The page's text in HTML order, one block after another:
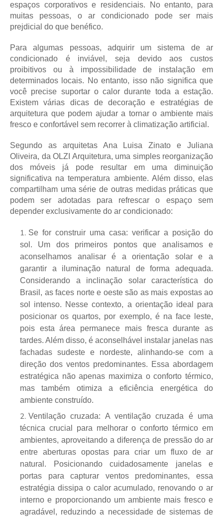
espaços corporativos e residenciais. No entanto, para
muitas pessoas, o ar condicionado pode ser mais
prejdicial do que benéfico.
Para algumas pessoas, adquirir um sistema de ar
condicionado é inviável, seja devido aos custos
proibitivos ou à impossibilidade de instalação em
determinados locais. No entanto, isso não significa que
você precise suportar o calor durante toda a estação.
Existem várias dicas de decoração e estratégias de
arquitetura que podem ajudar a tornar o ambiente mais
fresco e confortável sem recorrer à climatização artificial.
Segundo as arquitetas Ana Luisa Zinato e Juliana
Oliveira, da OLZI Arquitetura, uma simples reorganização
dos móveis já pode resultar em uma diminuição
significativa na temperatura ambiente. Além disso, elas
compartilham uma série de outras medidas práticas que
podem ser adotadas para refrescar o espaço sem
depender exclusivamente do ar condicionado:
Se for construir uma casa: verificar a posição do
sol. Um dos primeiros pontos que analisamos e
aconselhamos analisar é a orientação solar e a
garantir a iluminação natural de forma adequada.
Considerando a inclinação solar característica do
Brasil, as faces norte e oeste são as mais expostas ao
sol intenso. Nesse contexto, a orientação ideal para
posicionar os quartos, por exemplo, é na face leste,
pois esta área permanece mais fresca durante as
tardes. Além disso, é aconselhável instalar janelas nas
fachadas sudeste e nordeste, alinhando-se com a
direção dos ventos predominantes. Essa abordagem
estratégica não apenas maximiza o conforto térmico,
mas também otimiza a eficiência energética do
ambiente construído.
Ventilação cruzada: A ventilação cruzada é uma
técnica crucial para melhorar o conforto térmico em
ambientes, aproveitando a diferença de pressão do ar
entre aberturas opostas para criar um fluxo de ar
natural. Posicionando cuidadosamente janelas e
portas para capturar ventos predominantes, essa
estratégia dissipa o calor acumulado, renovando o ar
interno e proporcionando um ambiente mais fresco e
agradável, reduzindo a necessidade de sistemas de